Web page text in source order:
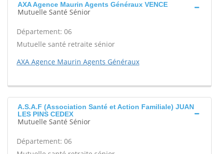
AXA Agence Maurin Agents Généraux VENCE
Mutuelle Santé Sénior
Département: 06
Mutuelle santé retraite sénior
AXA Agence Maurin Agents Généraux
A.S.A.F (Association Santé et Action Familiale) JUAN
LES PINS CEDEX
Mutuelle Santé Sénior
Département: 06